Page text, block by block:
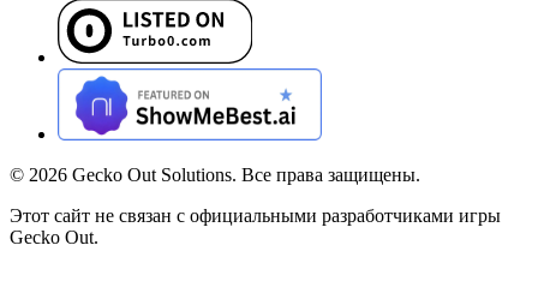
© 2026 Gecko Out Solutions. Все права защищены.
Этот сайт не связан с официальными разработчиками игры
Gecko Out.